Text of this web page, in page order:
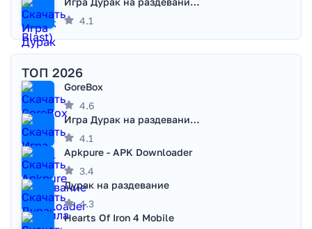
4.1
ТОП 2026
GoreBox
4.6
Игра Дурак на раздевание - Правила игры
4.1
Apkpure - APK Downloader
3.4
Дурак на раздевание
4.3
Hearts Of Iron 4 Mobile